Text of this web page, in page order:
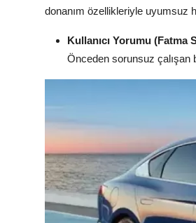
donanım özellikleriyle uyumsuz
Kullanıcı Yorumu (Fatma
Önceden sorunsuz çalışan